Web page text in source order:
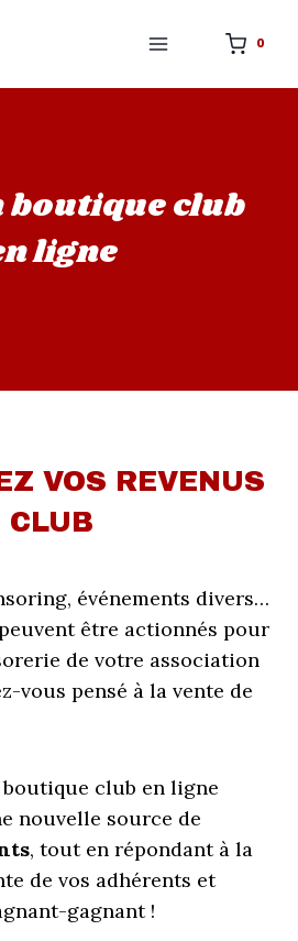
0
boutique club
ligne
VOS REVENUS
CLUB
événements divers…
être actionnés pour
de votre association
vous pensé à la vente de
boutique club en ligne
nouvelle source de
, tout en répondant à la
de vos adhérents et
gagnant !